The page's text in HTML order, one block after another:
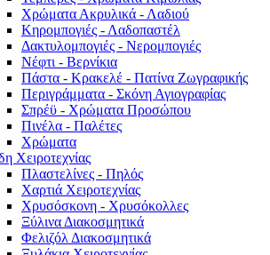
Χρώματα Ακρυλικά - Λαδιού
Κηρομπογιές - Λαδοπαστέλ
Δακτυλομπογιές - Νερομπογιές
Νέφτι - Βερνίκια
Πάστα - Κρακελέ - Πατίνα Ζωγραφικής
Περιγράμματα - Σκόνη Αγιογραφίας
Σπρέϋ - Χρώματα Προσώπου
Πινέλα - Παλέτες
Χρώματα
Χειροτεχνίας
Πλαστελίνες - Πηλός
Χαρτιά Χειροτεχνίας
Χρυσόσκονη - Χρυσόκoλλες
Ξύλινα Διακοσμητικά
Φελιζόλ Διακοσμητικά